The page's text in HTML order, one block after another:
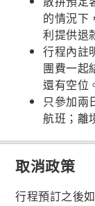
的情況下
利提供退
行程內註
團費一起
還有空位
只參加兩
航班；離
取消政策
行程預訂之後